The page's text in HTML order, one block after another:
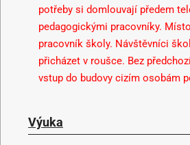
potřeby si domlouvají předem
pedagogickými pracovníky.
pracovník školy. Návštěvníci
přicházet v roušce. Bez
vstup do budovy cizím osobám
Výuka